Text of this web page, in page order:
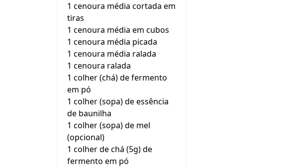
1 cenoura média cortada em
tiras
1 cenoura média em cubos
1 cenoura média picada
1 cenoura média ralada
1 cenoura ralada
1 colher (chá) de fermento
em pó
1 colher (sopa) de essência
de baunilha
1 colher (sopa) de mel
(opcional)
1 colher de chá (5g) de
fermento em pó